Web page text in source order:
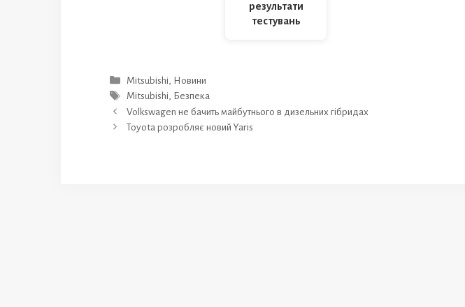
результати
тестувань
Категорії
Mitsubishi, Новини
Позначки
Mitsubishi, Безпека
Volkswagen не бачить майбутнього в дизельних гібридах
Toyota розробляє новий Yaris